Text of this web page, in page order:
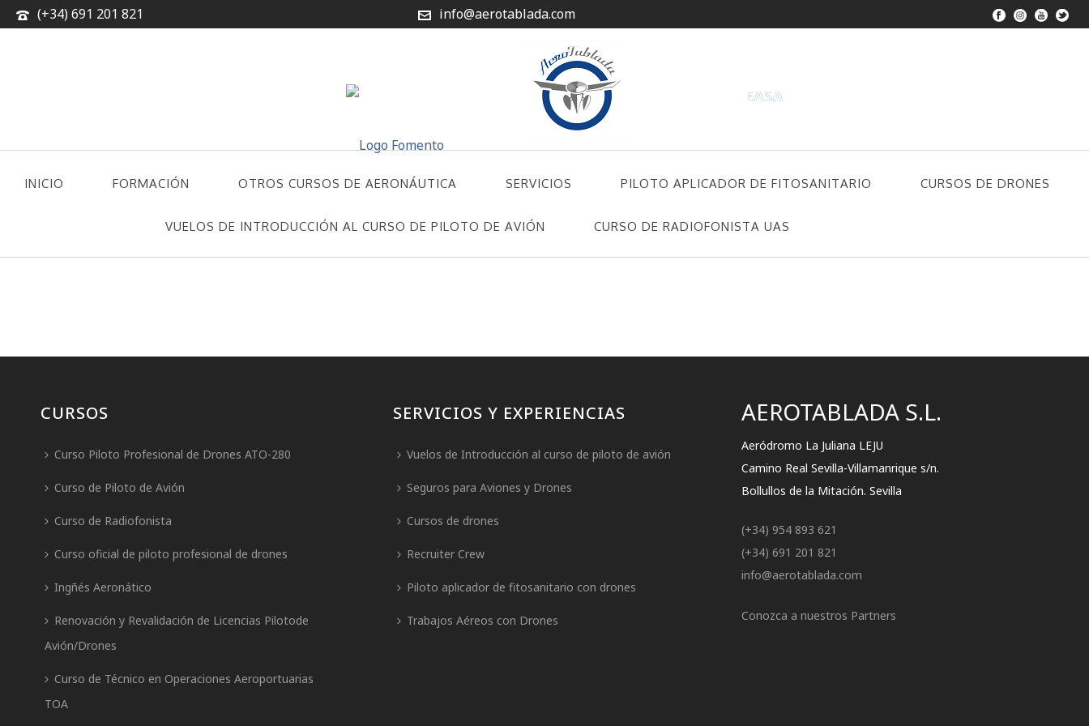
(+34) 691 201 821 info@aerotablada.com
INICIO FORMACIÓN OTROS CURSOS DE AERONÁUTICA SERVICIOS PILOTO APLICADOR DE FITOSANITARIO CURSOS DE DRONES
VUELOS DE INTRODUCCIÓN AL CURSO DE PILOTO DE AVIÓN CURSO DE RADIOFONISTA UAS
CURSOS
Curso Piloto Profesional de Drones ATO-280
Curso de Piloto de Avión
Curso de Radiofonista
Curso oficial de piloto profesional de drones
Ingñés Aeronático
Renovación y Revalidación de Licencias Pilotode
Avión/Drones
Curso de Técnico en Operaciones Aeroportuarias
TOA
SERVICIOS Y EXPERIENCIAS
Vuelos de Introducción al curso de piloto de avión
Seguros para Aviones y Drones
Cursos de drones
Recruiter Crew
Piloto aplicador de fitosanitario con drones
Trabajos Aéreos con Drones
AEROTABLADA S.L.
Aeródromo La Juliana LEJU
Camino Real Sevilla-Villamanrique s/n.
Bollullos de la Mitación. Sevilla
(+34) 954 893 621
(+34) 691 201 821
info@aerotablada.com
Conozca a nuestros Partners